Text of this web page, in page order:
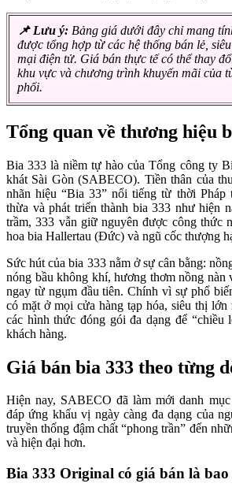
📌 Lưu ý: Bảng giá dưới đây chỉ mang
được tổng hợp từ các hệ thống bán lẻ,
mại điện tử. Giá bán thực tế có thể thay
khu vực và chương trình khuyến mãi của
phối.
Tổng quan về thương hiệu
Bia 333 là niềm tự hào của Tổng công ty
khát Sài Gòn (SABECO). Tiền thân của
nhãn hiệu “Bia 33” nổi tiếng từ thời Pháp
thừa và phát triển thành bia 333 như hiện
trầm, 333 vẫn giữ nguyên được công thức
hoa bia Hallertau (Đức) và ngũ cốc thượng
Sức hút của bia 333 nằm ở sự cân bằng:
nóng bầu không khí, hương thơm nồng nàn
ngay từ ngụm đầu tiên. Chính vì sự phổ
có mặt ở mọi cửa hàng tạp hóa, siêu thị
các hình thức đóng gói đa dạng để “chiều
khách hàng.
Giá bán bia 333 theo từng
Hiện nay, SABECO đã làm mới danh
đáp ứng khẩu vị ngày càng đa dạng của
truyền thống đậm chất “phong trần” đến
và hiện đại hơn.
Bia 333 Original có giá bán là bao